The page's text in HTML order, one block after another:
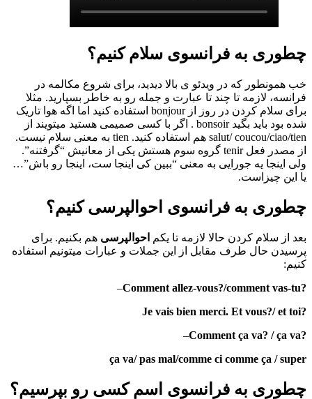
چطوری به فرانسوی سلام کنیم؟
خب همونطور که در ویدئو ی بالا دیدید، برای شروع مکالمه در
فرانسه، لازمه تا چند تا عبارت و جمله رو به خاطر بسپارید. مثلا
برای سلام کردن در روز از bonjour استفاده کنید اما اگه هوا تاریک
شده بود باید بگید bonsoir . اگر با کسی صمیمی هستید میتویند از
salut/ coucou/ciao/tien هم استفاده کنید. tien به معنی سلام نیست.
از مصدر فعل tenir گروه سوم هستش یکی از معانیش “گرفتنه”.
ولی اینجا یه جورایی به معنی “ببین کی اینجا ست، اینجا رو باش”…
یا این چیزاست.
چطوری به فرانسوی احوالپرسی کنیم؟
بعد از سلام کردن حالا لازمه تا یکم احوالپرسی هم بکنیم. برای
پرسیدن حال طرف مقابل از این جملات و عبارات میتونیم استفاده
کنیم:
?Comment allez-vous?/comment vas-tu
–
?Je vais bien merci. Et vous?/ et toi
?Comment ça va? / ça va
–
ça va/ pas mal/comme ci comme ça / super
چطوری به فرانسوی اسم کسی رو بپرسیم؟